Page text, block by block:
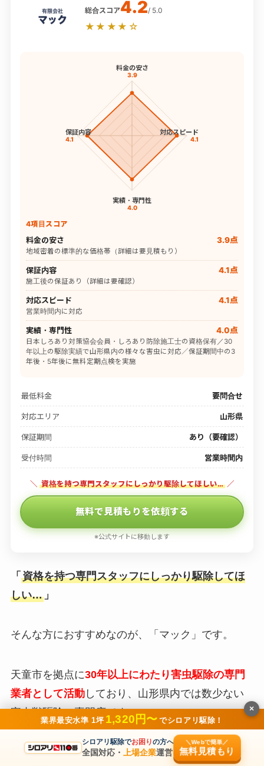
総合スコア4.2/ 5.0
★★★★☆
料金の安さ
3.9
対応スピード
4.1
実績・専門性
4.0
保証内容
4.1
4項目スコア
料金の安さ 3.9点
地域密着の標準的な価格帯（詳細は要見積もり）
保証内容 4.1点
施工後の保証あり（詳細は要確認）
対応スピード 4.1点
営業時間内に対応
実績・専門性 4.0点
日本しろあり対策協会会員・しろあり防除施工士の資格保有／30
年以上の駆除実績で山形県内の様々な害虫に対応／保証期間中の3
年後・5年後に無料定期点検を実施
最低料金 要問合せ
対応エリア 山形県
保証期間 あり（要確認）
受付時間 営業時間内
＼ 資格を持つ専門スタッフにしっかり駆除してほしい… ／
無料で見積もりを依頼する
※公式サイトに移動します
「 資格を持つ専門スタッフにしっかり駆除してほ
しい…」
そんな方におすすめなのが、「マック」です。
天童市を拠点に30年以上にわたり害虫駆除の専門
業者として活動しており、山形県内では数少ない
害虫獣駆除の専門店です。
日本しろあり対策協会の会員として協会認定の安
業界最安水準 1坪 1,320円〜 でシロアリ駆除！
シロアリ駆除でお困りの方へ
全国対応・ 上場企業運営
＼Webで簡単／
無料見積もり
×